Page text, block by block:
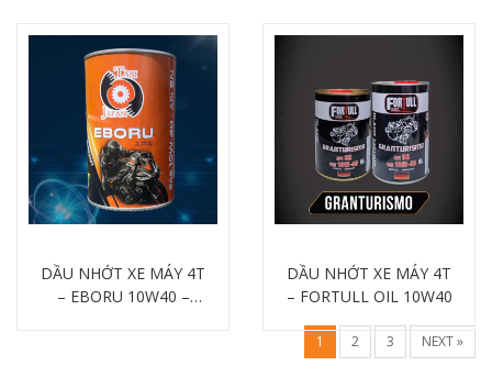
DẦU NHỚT XE MÁY 4T
– EBORU 10W40 –
DẦU NHỚT XE MÁY 4T
– FORTULL OIL 10W40
Chi tiết
1 2 3 NEXT »